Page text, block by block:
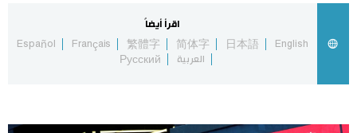
Русский
اليابان في فيديو
اقرأ أيضاً
English
日本語
简体字
繁體字
Français
Español
العربية
Русский